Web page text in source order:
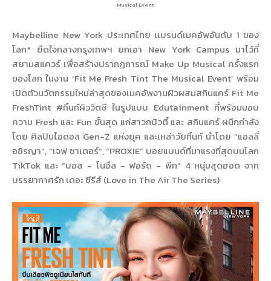
Musical Event’
Maybelline New York ประเทศไทย เเบรนด์เมคอัพอันดับ 1 ของ
โลก* ยึดใจกลางกรุงเทพฯ ยกเอา New York Campus มาไว้ที่
สยามสแควร์ เพื่อสร้างปรากฏการณ์ Make Up Musical ครั้งแรก
ของโลก ในงาน ‘Fit Me Fresh Tint The Musical Event’ พร้อม
เปิดตัวนวัตกรรมใหม่ล่าสุดของเมคอัพงานผิวผสมสกินแคร์ Fit Me
FreshTint #ทิ้นท์ผิววิตซี ในรูปแบบ Edutainment ที่พร้อมมอบ
ความ Fresh และ Fun ขั้นสุด แก่สาวกบิวตี้ และ สกินแคร์ ผนึกกำลัง
โดย ศิลปินไอดอล Gen-Z แห่งยุค และเหล่าวัยทิ้นท์ นำโดย “แอลลี่
อชิรญา”, “เจฟ ซาเตอร์”, “PROXIE” บอยแบนด์ที่มาแรงที่สุดบนโลก
TikTok และ “บอส - โนอึล - ฟอร์ด - พีท” 4 หนุ่มสุดฮอต จาก
บรรยากาศรัก เดอะ ซีรีส์ (Love in The Air The Series)